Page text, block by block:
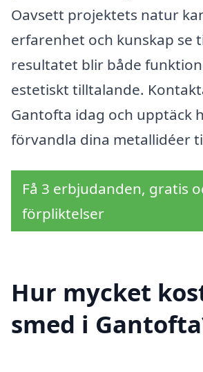
Oavsett projektets natur
erfarenhet och kunskap se
resultatet blir både
estetiskt tilltalande.
Gantofta idag och upptäck
förvandla dina metallidéer
Få 3 erbjudanden, gratis
förpliktelser
Hur mycket
smed i